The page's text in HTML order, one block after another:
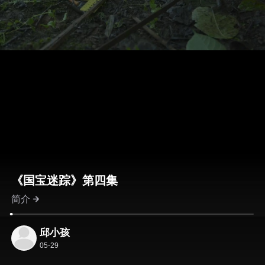
《国宝迷踪》第四集
简介
邱小孩
05-29